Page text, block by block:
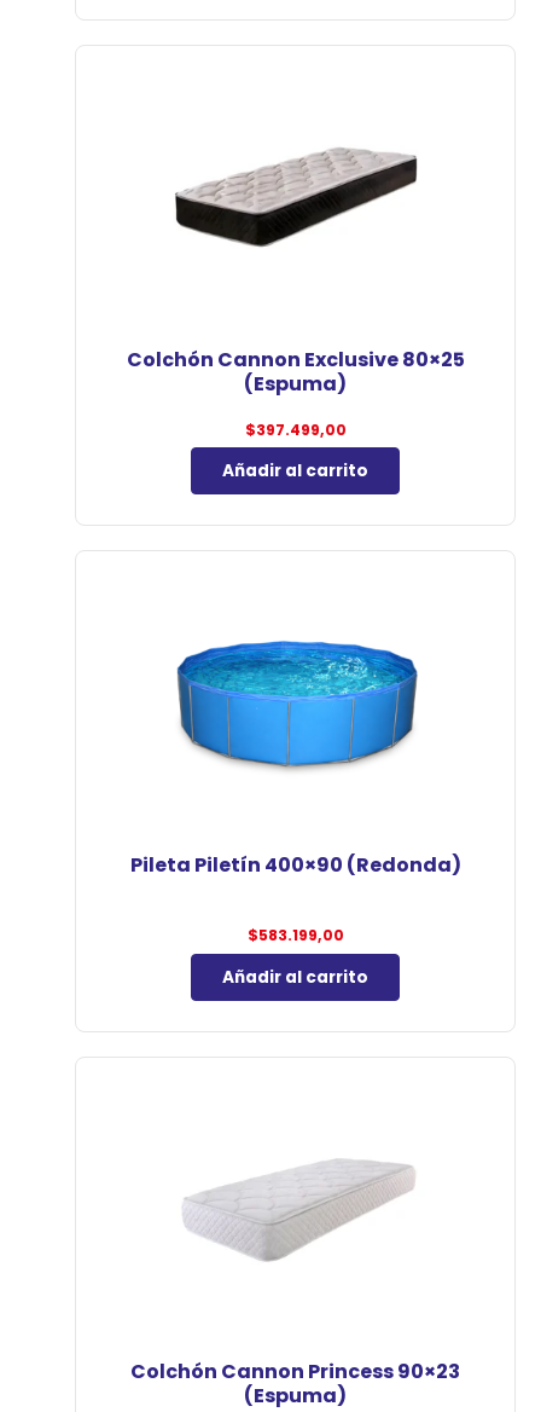
Colchón Cannon Exclusive 80×25
(Espuma)
$397.499,00
Añadir al carrito
Pileta Piletín 400×90 (Redonda)
$583.199,00
Añadir al carrito
Colchón Cannon Princess 90×23
(Espuma)